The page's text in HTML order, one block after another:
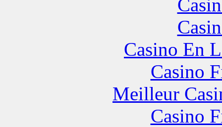
Casino En
Casino
Meilleur
Casino